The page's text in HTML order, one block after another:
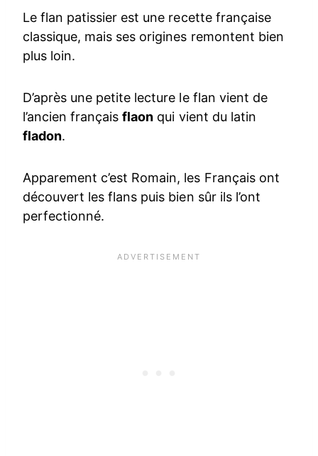
Le flan patissier est une recette française
classique, mais ses origines remontent bien
plus loin.
D’après une petite lecture le flan vient de
l’ancien françaisflaon qui vient du latin
fladon.
Apparement c’est Romain, les Français ont
découvert les flans puis bien sûr ils l’ont
perfectionné.